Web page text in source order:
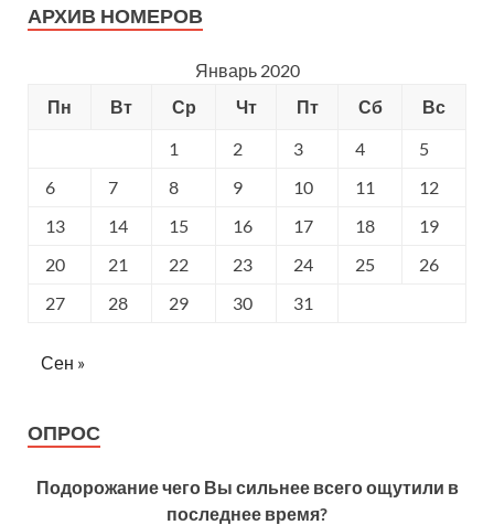
АРХИВ НОМЕРОВ
Январь 2020
Пн
Вт Ср Чт Пт Сб
Вс
1
2 3 4
5
6
7 8 9 10 11
12
13
14 15 16 17 18
19
20
21 22 23 24 25
26
27
28 29 30 31
Сен »
ОПРОС
Подорожание чего Вы сильнее всего ощутили в
последнее время?